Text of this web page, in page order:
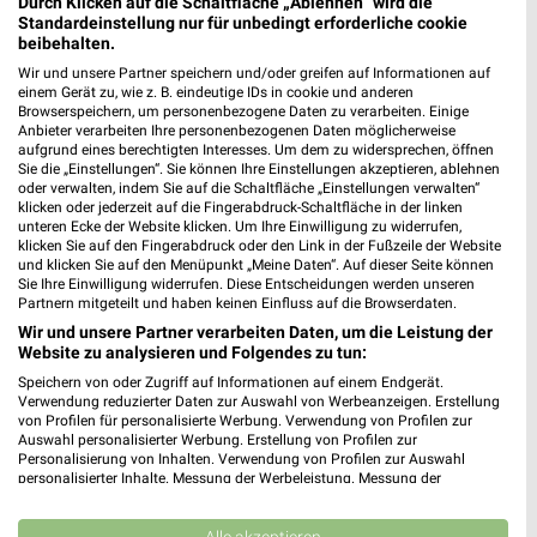
Gültig von 03. Aug. bis 08. Aug.
📅 Kalendereintrag erstellen
PROSPEKT BLÄTTERN
KINDERMODE & SPIELZEUG WEIN ANGEBOTE AB FREITAG
Standardeinstellung nur für unbedingt erforderliche cookie
beibehalten.
Wir und unsere Partner speichern und/oder greifen auf Informationen auf
einem Gerät zu, wie z. B. eindeutige IDs in cookie und anderen
Browserspeichern, um personenbezogene Daten zu verarbeiten. Einige
Anbieter verarbeiten Ihre personenbezogenen Daten möglicherweise
aufgrund eines berechtigten Interesses. Um dem zu widersprechen, öffnen
Sie die „Einstellungen“. Sie können Ihre Einstellungen akzeptieren, ablehnen
oder verwalten, indem Sie auf die Schaltfläche „Einstellungen verwalten“
klicken oder jederzeit auf die Fingerabdruck-Schaltfläche in der linken
unteren Ecke der Website klicken. Um Ihre Einwilligung zu widerrufen,
klicken Sie auf den Fingerabdruck oder den Link in der Fußzeile der Website
und klicken Sie auf den Menüpunkt „Meine Daten“. Auf dieser Seite können
Sie Ihre Einwilligung widerrufen. Diese Entscheidungen werden unseren
Partnern mitgeteilt und haben keinen Einfluss auf die Browserdaten.
Wir und unsere Partner verarbeiten Daten, um die Leistung der
Website zu analysieren und Folgendes zu tun:
Speichern von oder Zugriff auf Informationen auf einem Endgerät.
Verwendung reduzierter Daten zur Auswahl von Werbeanzeigen. Erstellung
von Profilen für personalisierte Werbung. Verwendung von Profilen zur
Auswahl personalisierter Werbung. Erstellung von Profilen zur
Personalisierung von Inhalten. Verwendung von Profilen zur Auswahl
personalisierter Inhalte. Messung der Werbeleistung. Messung der
Kombinationen von Daten aus verschiedenen Quellen. Entwicklung und